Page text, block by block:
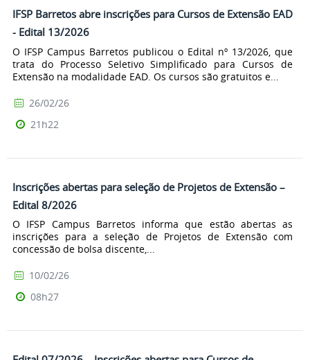
IFSP Barretos abre inscrições para Cursos de Extensão EAD
- Edital 13/2026
O IFSP Campus Barretos publicou o Edital nº 13/2026, que
trata do Processo Seletivo Simplificado para Cursos de
Extensão na modalidade EAD. Os cursos são gratuitos e...
26/02/26
21h22
Inscrições abertas para seleção de Projetos de Extensão –
Edital 8/2026
O IFSP Campus Barretos informa que estão abertas as
inscrições para a seleção de Projetos de Extensão com
concessão de bolsa discente,...
10/02/26
08h27